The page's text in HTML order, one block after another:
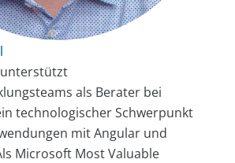
als Berater bei
technologischer Schwerpunkt
mit Angular und
Microsoft Most Valuable